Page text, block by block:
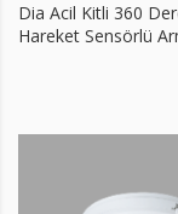
Dia Acil Kitli 360
Hareket Sensörlü